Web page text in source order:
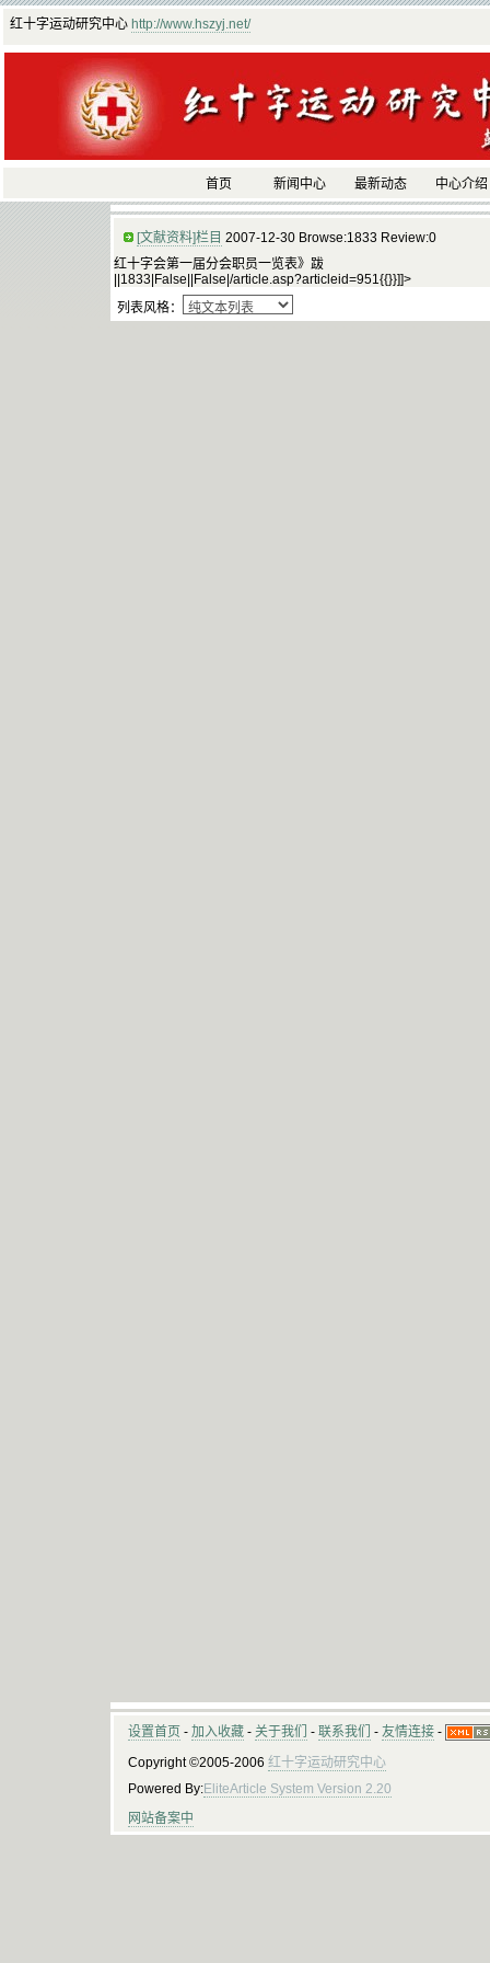
红十字运动研究中心 http://www.hszyj.net/
首页 新闻中心 最新动态 中心介绍
[文献资料]栏目 2007-12-30 Browse:1833 Review:0
红十字会第一届分会职员一览表》跋
||1833|False||False|/article.asp?articleid=951{{}}]]>
列表风格：
设置首页 - 加入收藏 - 关于我们 - 联系我们 - 友情连接 -
Copyright ©2005-2006 红十字运动研究中心
Powered By:EliteArticle System Version 2.20
网站备案中